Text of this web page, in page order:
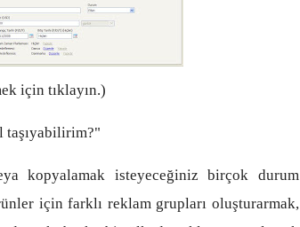
için tıklayın.)
taşıyabilirim?"
kopyalamak isteyeceğiniz birçok durum
için farklı reklam grupları oluşturarmak,